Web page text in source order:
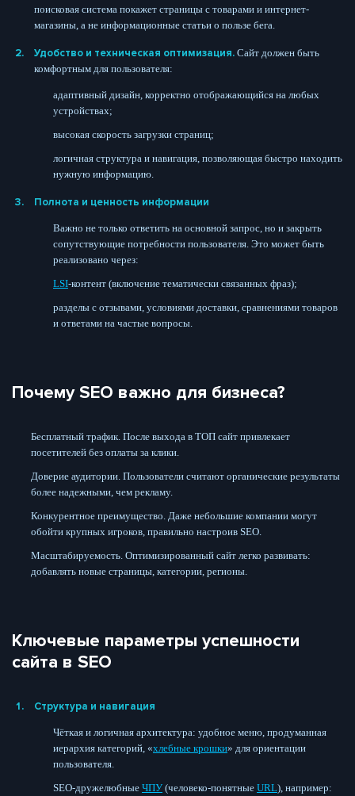
поисковая система покажет страницы с товарами и интернет-
магазины, а не информационные статьи о пользе бега.
Удобство и техническая оптимизация. Сайт должен быть
комфортным для пользователя:
адаптивный дизайн, корректно отображающийся на любых
устройствах;
высокая скорость загрузки страниц;
логичная структура и навигация, позволяющая быстро находить
нужную информацию.
Полнота и ценность информации
Важно не только ответить на основной запрос, но и закрыть
сопутствующие потребности пользователя. Это может быть
реализовано через:
LSI-контент (включение тематически связанных фраз);
разделы с отзывами, условиями доставки, сравнениями товаров
и ответами на частые вопросы.
Почему SEO важно для бизнеса?
Бесплатный трафик. После выхода в ТОП сайт привлекает
посетителей без оплаты за клики.
Доверие аудитории. Пользователи считают органические результаты
более надежными, чем рекламу.
Конкурентное преимущество. Даже небольшие компании могут
обойти крупных игроков, правильно настроив SEO.
Масштабируемость. Оптимизированный сайт легко развивать:
добавлять новые страницы, категории, регионы.
Ключевые параметры успешности
сайта в SEO
Структура и навигация
Чёткая и логичная архитектура: удобное меню, продуманная
иерархия категорий, «хлебные крошки» для ориентации
пользователя.
SEO-дружелюбные ЧПУ (человеко-понятные URL), например: